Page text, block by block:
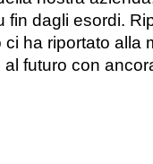
fin dagli esordi.
ha riportato alla
futuro con